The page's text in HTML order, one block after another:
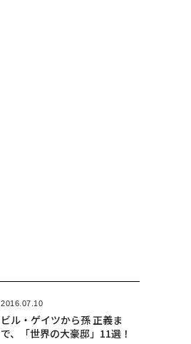
2016.07.10
ビル・ゲイツから孫 正義ま
で、「世界の大豪邸」11選！